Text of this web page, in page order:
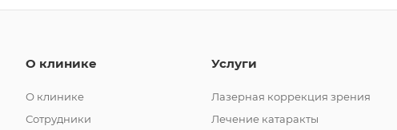
О клинике
О клинике
Сотрудники
Услуги
Лазерная коррекция зрения
Лечение катаракты